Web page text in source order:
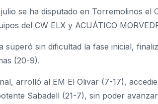
se ha disputado en Torremolinos el
del CW ELX y ACUÁTICO
superó sin dificultad la fase inicial,
(20-9).
arrolló al EM El Olivar (7-17),
Sabadell (21-7), sin poder